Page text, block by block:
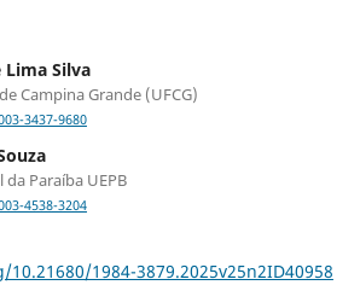
Silva
Campina Grande (UFCG)
3437-9680
Paraíba UEPB
4538-3204
1984-3879.2025v25n2ID40958